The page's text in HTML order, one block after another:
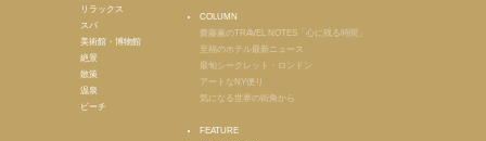
リラックス
スパ
美術館・博物館
絶景
散策
温泉
ビーチ
COLUMN
齋藤薫のTRAVEL NOTES「心に残る時間」
至福のホテル最新ニュース
最旬シークレット・ロンドン
アートなNY便り
気になる世界の街角から
FEATURE